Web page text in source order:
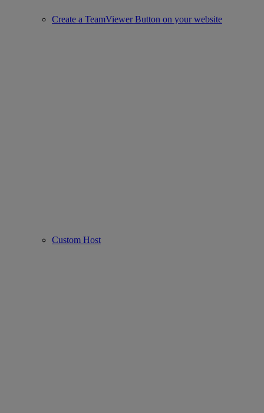
Create a TeamViewer Button on your website
Custom Host